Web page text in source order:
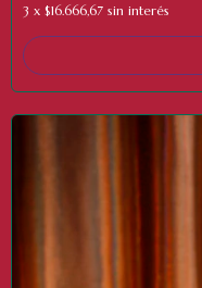
3 x $16.666,67 sin interés